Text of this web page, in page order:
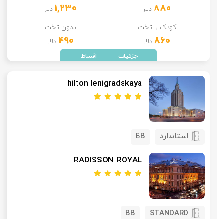
880 دلار 1,230 دلار
کودک با تخت
860 دلار
بدون تخت
490 دلار
hilton lenigradskaya
استاندارد BB
RADISSON ROYAL
STANDARD
BB